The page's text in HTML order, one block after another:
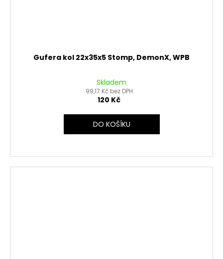
Gufera kol 22x35x5 Stomp, DemonX, WPB
Skladem
99,17 Kč bez DPH
120 Kč
DO KOŠÍKU